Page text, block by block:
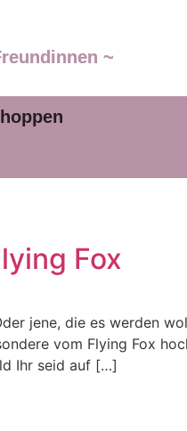
~
Fox
jene, die es werden
vom Flying Fox
Ihr seid auf […]